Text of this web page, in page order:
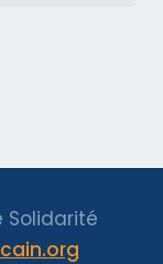
Solidarité